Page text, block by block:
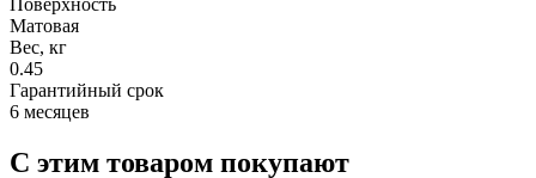
Поверхность
Матовая
Вес, кг
0.45
Гарантийный срок
6 месяцев
С этим товаром покупают